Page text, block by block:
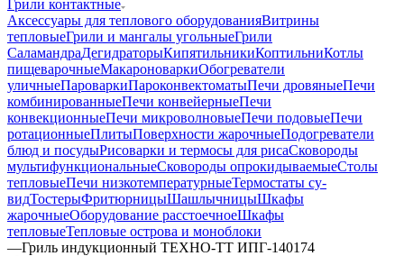
Грили контактные
Аксессуары для теплового оборудованияВитрины
тепловыеГрили и мангалы угольныеГрили
СаламандраДегидраторыКипятильникиКоптильниКотлы
пищеварочныеМакароноваркиОбогреватели
уличныеПароваркиПароконвектоматыПечи дровяныеПечи
комбинированныеПечи конвейерныеПечи
конвекционныеПечи микроволновыеПечи подовыеПечи
ротационныеПлитыПоверхности жарочныеПодогреватели
блюд и посудыРисоварки и термосы для рисаСковороды
мультифункциональныеСковороды опрокидываемыеСтолы
тепловыеПечи низкотемпературныеТермостаты су-
видТостерыФритюрницыШашлычницыШкафы
жарочныеОборудование расстоечноеШкафы
тепловыеТепловые острова и моноблоки
—Гриль индукционный ТЕХНО-ТТ ИПГ-140174